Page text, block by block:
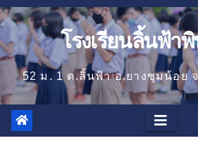
โรงเรียนลิ้นฟ้า
52 ม. 1 ต.ลิ้นฟ้า อ.ยางชุมน้อย